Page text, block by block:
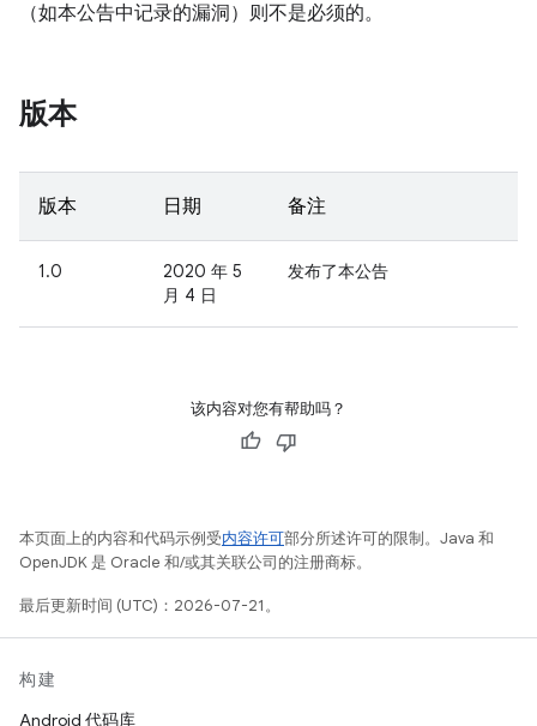
（如本公告中记录的漏洞）则不是必须的。
版本
版本 日期 备注
1.0
2020 年 5
月 4 日
发布了本公告
该内容对您有帮助吗？
本页面上的内容和代码示例受内容许可部分所述许可的限制。Java 和
OpenJDK 是 Oracle 和/或其关联公司的注册商标。
最后更新时间 (UTC)：2026-07-21。
构建
Android 代码库